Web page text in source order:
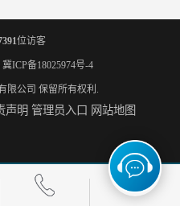
宁德攀爬架参数 爬绳架 量大优惠
位访客
冀ICP备18025974号-4
限公司 保留所有权利.
声明 管理员入口 网站地图